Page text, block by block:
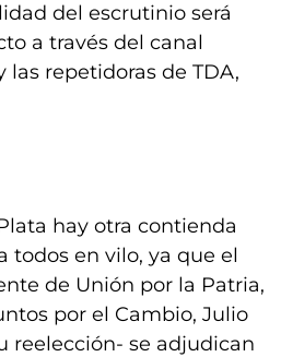
del escrutinio será
a través del canal
las repetidoras de TDA,
hay otra contienda
todos en vilo, ya que el
de Unión por la Patria,
por el Cambio, Julio
reelección- se adjudican